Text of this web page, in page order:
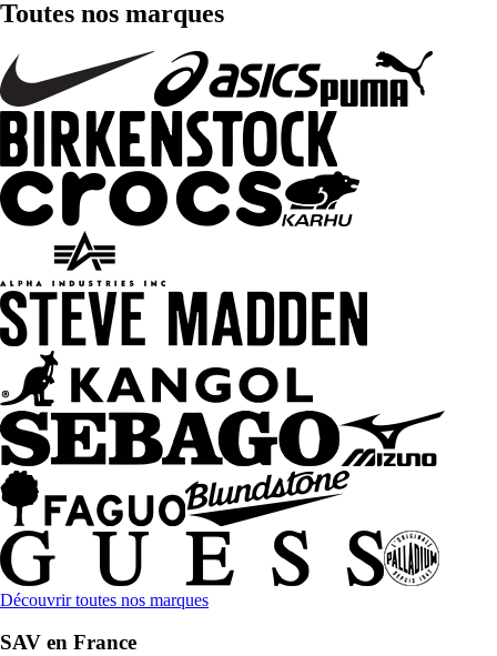
Toutes nos marques
Découvrir toutes nos marques
SAV en France